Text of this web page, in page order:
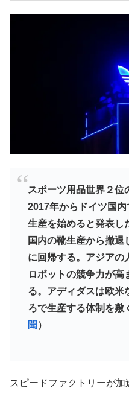
スポーツ用品世界２位
2017年からドイツ国
生産を始めると発表し
国内の靴生産から撤退
に回帰する。アジアの
ロボットの競争力が高
る。アディダスは欧米
ろで生産する体制を敷
聞 ）
スピードファクトリーが